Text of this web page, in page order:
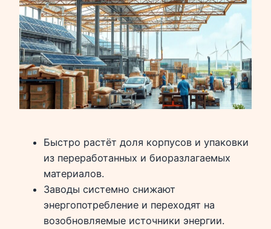
Быстро растёт доля корпусов и упаковки
из переработанных и биоразлагаемых
материалов.
Заводы системно снижают
энергопотребление и переходят на
возобновляемые источники энергии.